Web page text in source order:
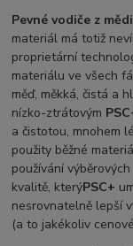
Pevné vodiče z
materiál má totiž
proprietární
materiálu ve všech
měď, měkká, čistá a
nízko-ztrátovým
a čistotou, mnohem
použity běžné
používání
kvalitě, kterýPSC+
nesrovnatelně lepší
(a to jakékoliv